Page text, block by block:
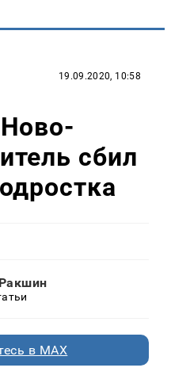
19.09.2020, 10:58
сбил
в MAX